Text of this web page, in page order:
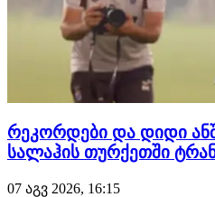
რეკორდები და დიდი
სალაჰის თურქეთში
07 აგვ 2026, 16:15